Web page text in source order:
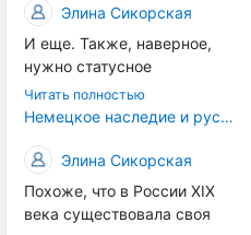
плесенью - хотя конечно,
возродить рецепты
углицких колбасников
было бы прекрасно. Только
это сегодня дело не
государства (в самом
лучшем случае оно могло
бы возродить плановую
экономику, а не
исторические ремесла,
Элина Сикорская
И еще. Также, наверное,
нужно статусное
законодательство. В
Европе есть защита
— пармская ветчина не
может производиться в
другом регионе. У нас это
почти не работает.
Читать полностью
Немецкое наследие и русский характер: история колбасного дела в Российской империи
Элина Сикорская
Похоже, что в России XIX
века существовала своя